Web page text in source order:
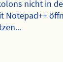
nicht in
Notepad++